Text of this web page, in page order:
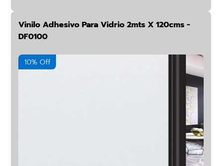
Vinilo Adhesivo Para Vidrio 2mts X 120cms -
DF0100
10% Off